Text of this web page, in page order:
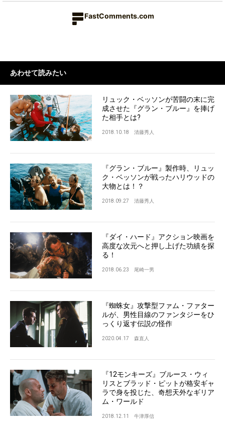
FastComments.com
あわせて読みたい
リュック・ベッソンが苦闘の末に完
成させた『グラン・ブルー』を捧げ
た相手とは?
2018.10.18 清藤秀人
『グラン・ブルー』製作時、リュッ
ク・ベッソンが戦ったハリウッドの
大物とは！？
2018.09.27 清藤秀人
『ダイ・ハード』アクション映画を
高度な次元へと押し上げた功績を探
る！
2018.06.23 尾崎一男
『蜘蛛女』攻撃型ファム・ファター
ルが、男性目線のファンタジーをひ
っくり返す伝説の怪作
2020.04.17 森直人
『12モンキーズ』ブルース・ウィ
リスとブラッド・ピットが格安ギャ
ラで身を投じた、奇想天外なギリア
ム・ワールド
2018.12.11 牛津厚信